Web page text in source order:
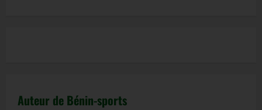
Auteur de Bénin-sports